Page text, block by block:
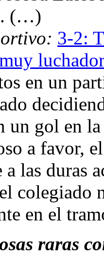
(…)
3-2:
luchador
en un
un gol en
a favor,
a las duras
colegiado
en el
raras